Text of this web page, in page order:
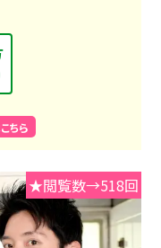
ちら
★閲覧数→518回